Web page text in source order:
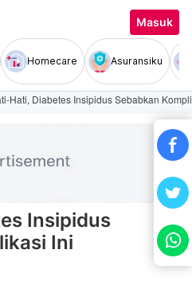
Masuk
Homecare Asuransiku
Hati, Diabetes Insipidus Sebabkan
Insipidus
Ini